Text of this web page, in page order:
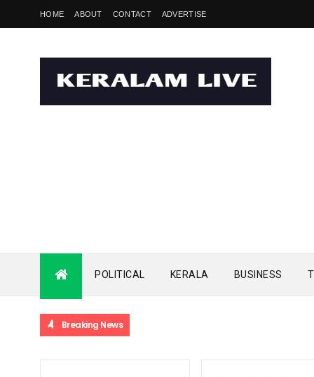
HOME ABOUT CONTACT ADVERTISE
POLITICAL KERALA BUSINESS
Breaking News